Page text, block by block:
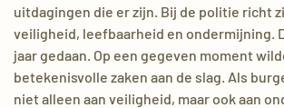
uitdagingen die er zijn. Bij de politie richt
veiligheid, leefbaarheid en ondermijning.
jaar gedaan. Op een gegeven moment
betekenisvolle zaken aan de slag. Als
niet alleen aan veiligheid, maar ook aan